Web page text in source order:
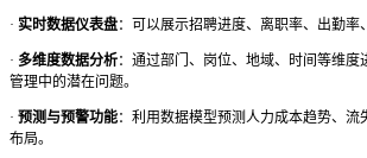
· 实时数据仪表盘：可以展示招聘进度、离职率、出勤率
· 多维度数据分析：通过部门、岗位、地域、时间等维度
管理中的潜在问题。
· 预测与预警功能：利用数据模型预测人力成本趋势、流
布局。